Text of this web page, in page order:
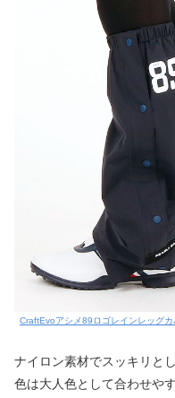
CraftEvoアシメ89ロゴレインレッグカ
ナイロン素材でスッキリと
色は大人色として合わせや